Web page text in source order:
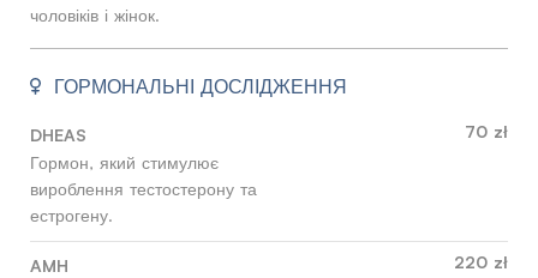
чоловіків і жінок.
ГОРМОНАЛЬНІ ДОСЛІДЖЕННЯ
DHEAS
Гормон, який стимулює
вироблення тестостерону та
естрогену.
70 zł
AMH 220 zł